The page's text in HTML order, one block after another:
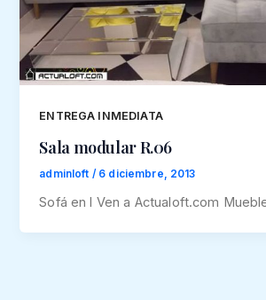
ENTREGA INMEDIATA
Sala modular R.06
adminloft / 6 diciembre, 2013
Sofá en l Ven a Actualoft.com